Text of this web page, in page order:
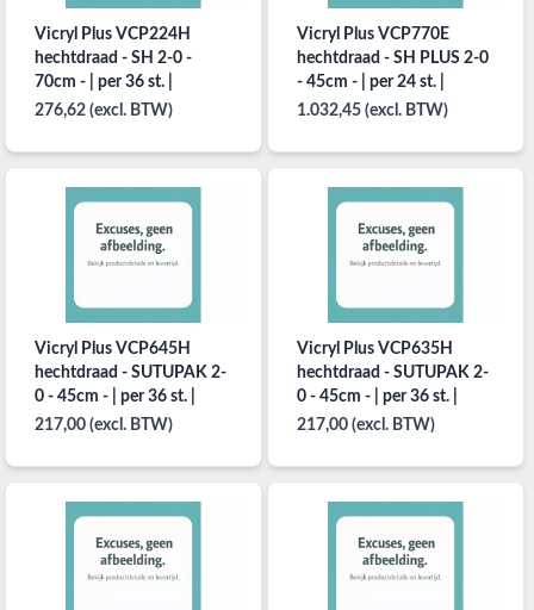
Vicryl Plus VCP224H
hechtdraad - SH 2-0 -
70cm - | per 36 st. |
276,62 (excl. BTW)
Vicryl Plus VCP770E
hechtdraad - SH PLUS 2-0
- 45cm - | per 24 st. |
1.032,45 (excl. BTW)
Vicryl Plus VCP645H
hechtdraad - SUTUPAK 2-
0 - 45cm - | per 36 st. |
217,00 (excl. BTW)
Vicryl Plus VCP635H
hechtdraad - SUTUPAK 2-
0 - 45cm - | per 36 st. |
217,00 (excl. BTW)